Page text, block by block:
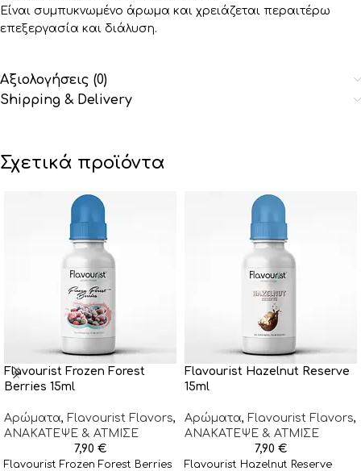
Είναι συμπυκνωμένο άρωμα και χρειάζεται περαιτέρω
επεξεργασία και διάλυση.
Αξιολογήσεις (0)
Shipping & Delivery
Σχετικά προϊόντα
Flavourist Frozen Forest
Berries 15ml
Αρώματα, Flavourist Flavors,
ΑΝΑΚΑΤΕΨΕ & ΑΤΜΙΣΕ
7,90 €
Flavourist Frozen Forest Berries
Flavourist Hazelnut Reserve
15ml
Αρώματα, Flavourist Flavors,
ΑΝΑΚΑΤΕΨΕ & ΑΤΜΙΣΕ
7,90 €
Flavourist Hazelnut Reserve